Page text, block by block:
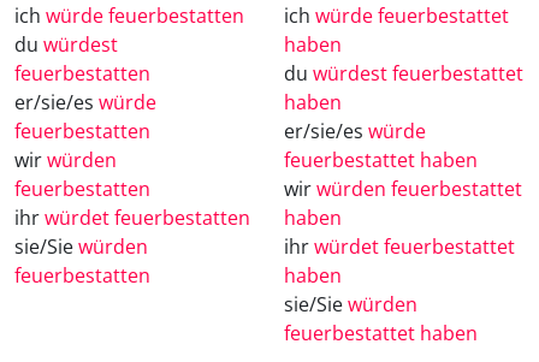
ich würde feuerbestatten
du würdest
feuerbestatten
er/sie/es würde
feuerbestatten
wirwürden
feuerbestatten
ihrwürdet feuerbestatten
sie/Siewürden
feuerbestatten
ich würde feuerbestattet
haben
du würdest feuerbestattet
haben
er/sie/es würde
feuerbestattet haben
wirwürden feuerbestattet
haben
ihrwürdet feuerbestattet
haben
sie/Siewürden
feuerbestattet haben